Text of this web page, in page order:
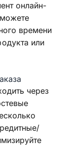
онлайн-
времени
или
через